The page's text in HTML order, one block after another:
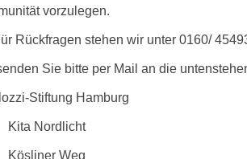
vorzulegen.
Rückfragen stehen wir unter 0160/
Sie bitte per Mail an die
Stiftung Hamburg
Kita Nordlicht
Kösliner Weg